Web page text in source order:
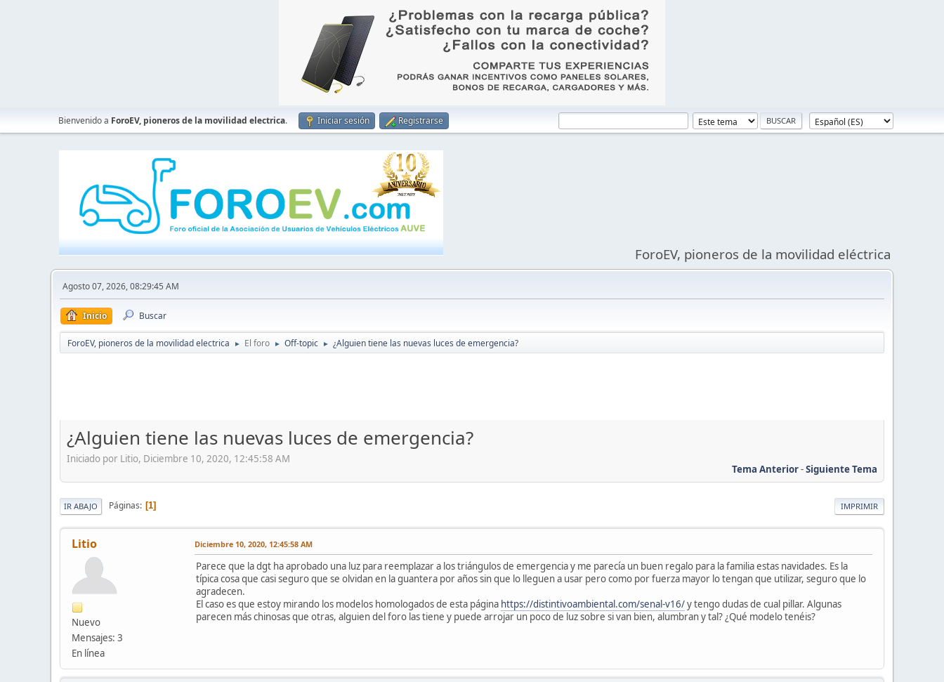
Bienvenido a ForoEV, pioneros de la movilidad electrica. Iniciar sesión Registrarse
ForoEV, pioneros de la movilidad eléctrica
Agosto 07, 2026, 08:29:45 AM
Inicio Buscar
ForoEV, pioneros de la movilidad electrica ► El foro ► Off-topic ► ¿Alguien tiene las nuevas luces de emergencia?
¿Alguien tiene las nuevas luces de emergencia?
Iniciado por Litio, Diciembre 10, 2020, 12:45:58 AM
Tema Anterior-Siguiente Tema
IMPRIMIR
IR ABAJO Páginas 1
Litio
Nuevo
Mensajes: 3
En línea
Diciembre 10, 2020, 12:45:58 AM
Parece que la dgt ha aprobado una luz para reemplazar a los triángulos de emergencia y me parecía un buen regalo para la familia estas navidades. Es la
típica cosa que casi seguro que se olvidan en la guantera por años sin que lo lleguen a usar pero como por fuerza mayor lo tengan que utilizar, seguro que lo
agradecen.
El caso es que estoy mirando los modelos homologados de esta página https://distintivoambiental.com/senal-v16/y tengo dudas de cual pillar. Algunas
parecen más chinosas que otras, alguien del foro las tiene y puede arrojar un poco de luz sobre si van bien, alumbran y tal? ¿Qué modelo tenéis?